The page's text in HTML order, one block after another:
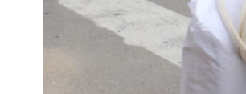
迎接党的二十大 培根